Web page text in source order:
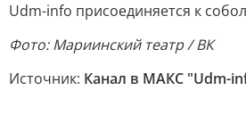
Udm-info присоединяется к
Фото: Мариинский театр / ВК
Источник: Канал в МАКС "Udm-